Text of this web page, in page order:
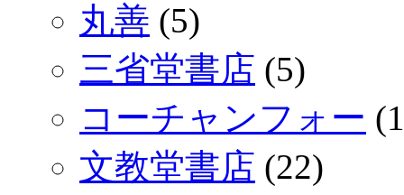
丸善 (5)
三省堂書店 (5)
コーチャンフォー
文教堂書店 (22)